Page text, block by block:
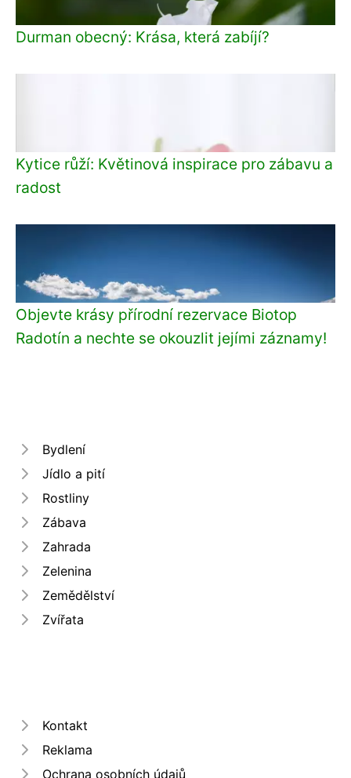
Durman obecný: Krása, která zabíjí?
Kytice růží: Květinová inspirace pro zábavu a
radost
Objevte krásy přírodní rezervace Biotop
Radotín a nechte se okouzlit jejími záznamy!
Bydlení
Jídlo a pití
Rostliny
Zábava
Zahrada
Zelenina
Zemědělství
Zvířata
Kontakt
Reklama
Ochrana osobních údajů